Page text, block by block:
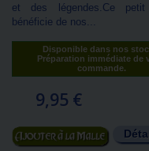
et des légendes.Ce petit
bénéficie de nos...
Disponible dans nos
Préparation immédiate de
commande.
9,95 €
Ajouter au panier